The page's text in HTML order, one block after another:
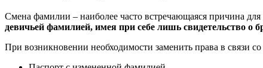
Смена фамилии – наиболее часто встречающаяся причина для
девичьей фамилией, имея при себе лишь свидетельство о
При возникновении необходимости заменить права в связи